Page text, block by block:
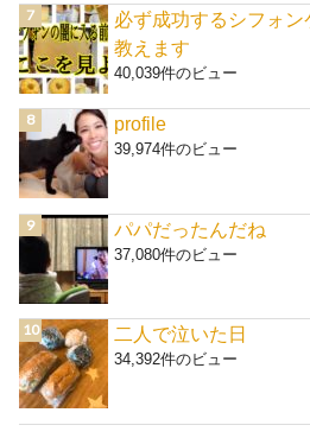
必ず成功するシフォ
教えます
40,039件のビュー
profile
39,974件のビュー
パパだったんだね
37,080件のビュー
二人で泣いた日
34,392件のビュー